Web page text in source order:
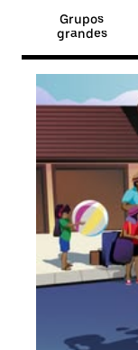
Grupos
grandes